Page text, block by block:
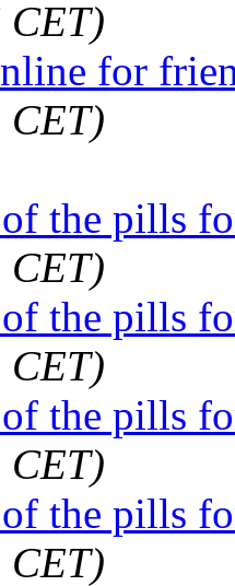
for
the pills
the pills
the pills
the pills